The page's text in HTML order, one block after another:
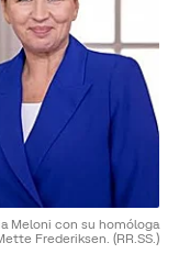
Meloni con su homóloga
Frederiksen. (RR.SS.)